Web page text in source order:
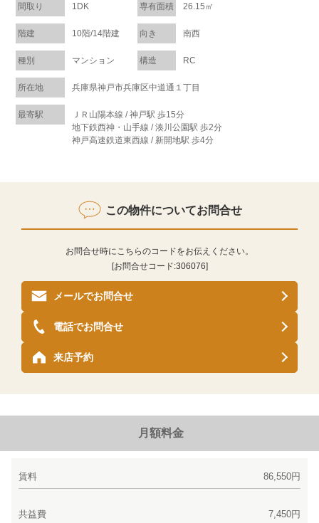
間取り 1DK 専有面積 26.15㎡
階建 10階/14階建 向き 南西
種別 マンション 構造 RC
所在地 兵庫県神戸市兵庫区中道通１丁目
最寄駅
ＪＲ山陽本線 / 神戸駅 歩15分
地下鉄西神・山手線 / 湊川公園駅 歩2分
神戸高速鉄道東西線 / 新開地駅 歩4分
この物件についてお問合せ
お問合せ時にこちらのコードをお伝えください。
[お問合せコード:306076]
メールでお問合せ
来店予約
電話でお問合せ
月額料金
賃料 86,550円
共益費 7,450円